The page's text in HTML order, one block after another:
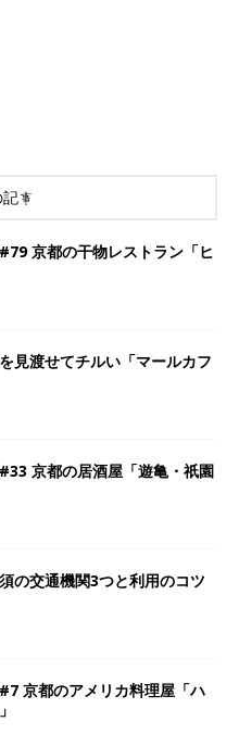
事
京都の干物レストラン「ヒ
見渡せてチルい「マールカフ
京都の居酒屋「遊亀・祇園
の交通機関3つと利用のコツ
京都のアメリカ料理屋「ハ